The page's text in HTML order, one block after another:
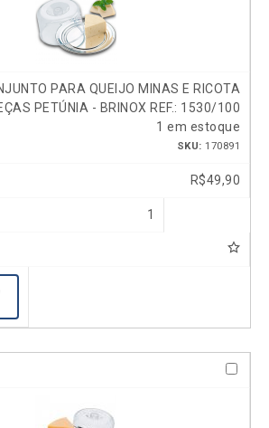
PARA QUEIJO MINAS E RICOTA
PETÚNIA - BRINOX REF.: 1530/100
1 em estoque
SKU: 170891
R$49,90
1